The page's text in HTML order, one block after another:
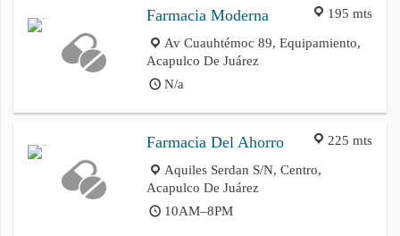
195 mts
Farmacia Moderna
Av Cuauhtémoc 89, Equipamiento,
Acapulco De Juárez
N/a
225 mts
Farmacia Del Ahorro
Aquiles Serdan S/N, Centro,
Acapulco De Juárez
10AM–8PM